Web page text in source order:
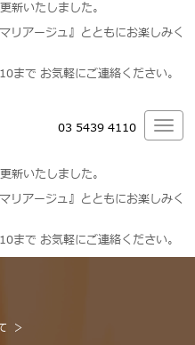
新いたしました。
リアージュ』とともにお楽しみく
で お気軽にご連絡ください。
03 5439 4110
新いたしました。
リアージュ』とともにお楽しみく
で お気軽にご連絡ください。